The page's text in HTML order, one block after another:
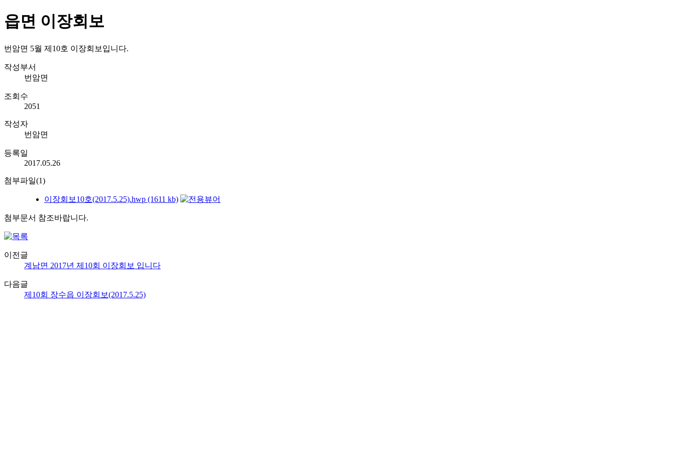
읍면 이장회보
번암면 5월 제10호 이장회보입니다.
작성부서
번암면
조회수
2051
작성자
번암면
등록일
2017.05.26
첨부파일(1)
이장회보10호(2017.5.25).hwp (1611 kb)
첨부문서 참조바랍니다.
이전글
계남면 2017년 제10회 이장회보 입니다
다음글
제10회 장수읍 이장회보(2017.5.25)